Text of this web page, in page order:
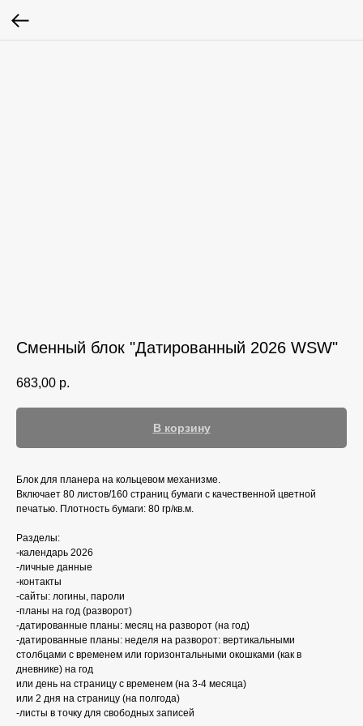
Сменный блок "Датированный 2026 WSW"
683,00 р.
В корзину
Блок для планера на кольцевом механизме.
Включает 80 листов/160 страниц бумаги с качественной цветной
печатью. Плотность бумаги: 80 гр/кв.м.
Разделы:
-календарь 2026
-личные данные
-контакты
-сайты: логины, пароли
-планы на год (разворот)
-датированные планы: месяц на разворот (на год)
-датированные планы: неделя на разворот: вертикальными
столбцами с временем или горизонтальными окошками (как в
дневнике) на год
или день на страницу с временем (на 3-4 месяца)
или 2 дня на страницу (на полгода)
-листы в точку для свободных записей